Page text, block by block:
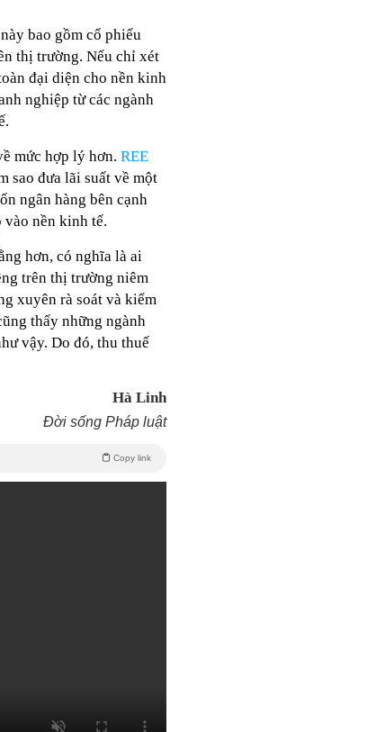
bao gồm cổ phiếu
thị trường. Nếu chỉ xét
đại diện cho nền kinh
nghiệp từ các ngành
mức hợp lý hơn. REE
sao đưa lãi suất về một
ngân hàng bên cạnh
nền kinh tế.
hơn, có nghĩa là ai
trên thị trường niêm
xuyên rà soát và kiểm
thấy những ngành
vậy. Do đó, thu thuế
Hà Linh
Đời sống Pháp luật
Copy link